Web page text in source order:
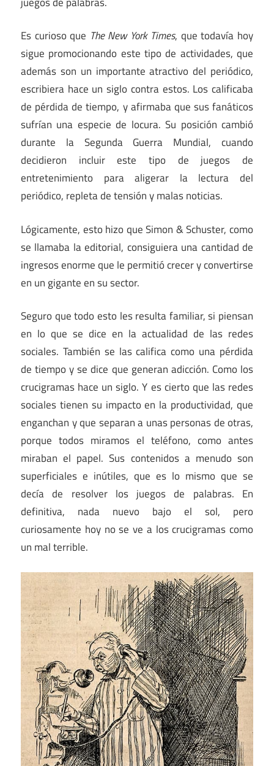
Es curioso que The New York Times, que todavía hoy
sigue promocionando este tipo de actividades, que
además son un importante atractivo del periódico,
escribiera hace un siglo contra estos. Los calificaba
de pérdida de tiempo, y afirmaba que sus fanáticos
sufrían una especie de locura. Su posición cambió
durante la Segunda Guerra Mundial, cuando
decidieron incluir este tipo de juegos de
entretenimiento para aligerar la lectura del
periódico, repleta de tensión y malas noticias.
Lógicamente, esto hizo que Simon & Schuster, como
se llamaba la editorial, consiguiera una cantidad de
ingresos enorme que le permitió crecer y convertirse
en un gigante en su sector.
Seguro que todo esto les resulta familiar, si piensan
en lo que se dice en la actualidad de las redes
sociales. También se las califica como una pérdida
de tiempo y se dice que generan adicción. Como los
crucigramas hace un siglo. Y es cierto que las redes
sociales tienen su impacto en la productividad, que
enganchan y que separan a unas personas de otras,
porque todos miramos el teléfono, como antes
miraban el papel. Sus contenidos a menudo son
superficiales e inútiles, que es lo mismo que se
decía de resolver los juegos de palabras. En
definitiva, nada nuevo bajo el sol, pero
curiosamente hoy no se ve a los crucigramas como
un mal terrible.